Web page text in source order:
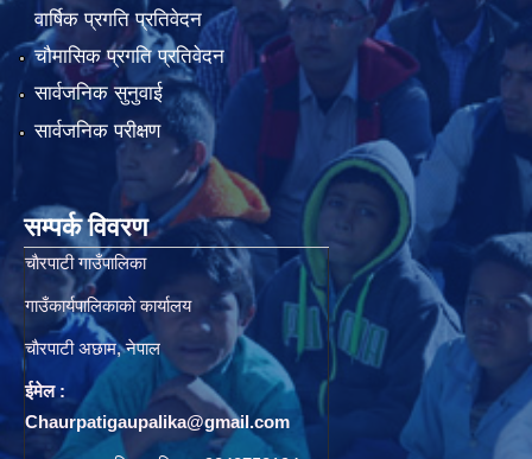
वार्षिक प्रगति प्रतिवेदन
चौमासिक प्रगति प्रतिवेदन
सार्वजनिक सुनुवाई
सार्वजनिक परीक्षण
सम्पर्क विवरण
चाैरपाटी गाउँपालिका
गाउँकार्यपालिकाकाे कार्यालय
चाैरपाटी अछाम, नेपाल
ईमेल :
Chaurpatigaupalika@gmail.com